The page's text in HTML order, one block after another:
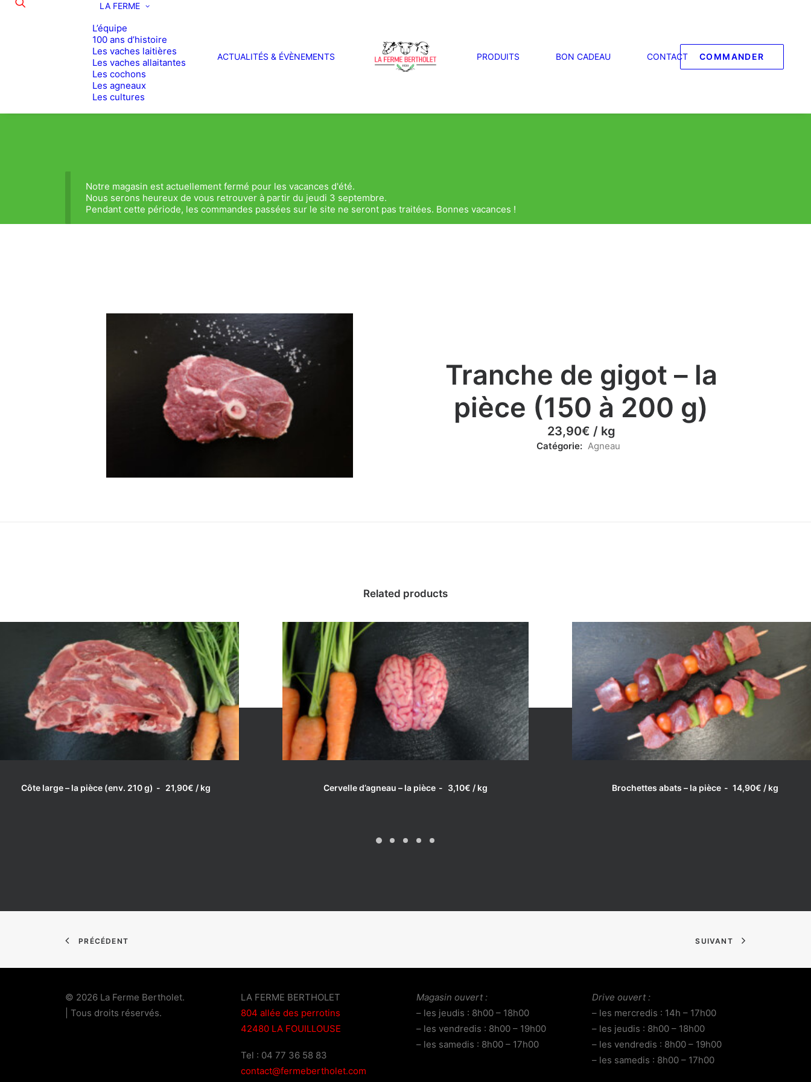
COMMANDER
LA FERME
L’équipe
100 ans d’histoire
Les vaches laitières
Les vaches allaitantes
Les cochons
Les agneaux
Les cultures
ACTUALITÉS & ÉVÈNEMENTS PRODUITS BON CADEAU CONTACT
Notre magasin est actuellement fermé pour les vacances d'été.
Nous serons heureux de vous retrouver à partir du jeudi 3 septembre.
Pendant cette période, les commandes passées sur le site ne seront pas traitées. Bonnes vacances !
Tranche de gigot – la
pièce (150 à 200 g)
23,90€ / kg
Catégorie: Agneau
Related products
LIRE LA SUITE
Côte large – la pièce (env. 210 g) 21,90€ / kg LIRE LA SUITE
Cervelle d’agneau – la pièce 3,10€ / kg LIRE LA SUITE
Brochettes abats – la pièce 14,90€ / kg
PRÉCÉDENT SUIVANT
© 2026 La Ferme Bertholet.
| Tous droits réservés.
LA FERME BERTHOLET
804 allée des perrotins
42480 LA FOUILLOUSE
Tel : 04 77 36 58 83
contact@fermebertholet.com
Magasin ouvert :
– les jeudis : 8h00 – 18h00
– les vendredis : 8h00 – 19h00
– les samedis : 8h00 – 17h00
Drive ouvert :
– les mercredis : 14h – 17h00
– les jeudis : 8h00 – 18h00
– les vendredis : 8h00 – 19h00
– les samedis : 8h00 – 17h00